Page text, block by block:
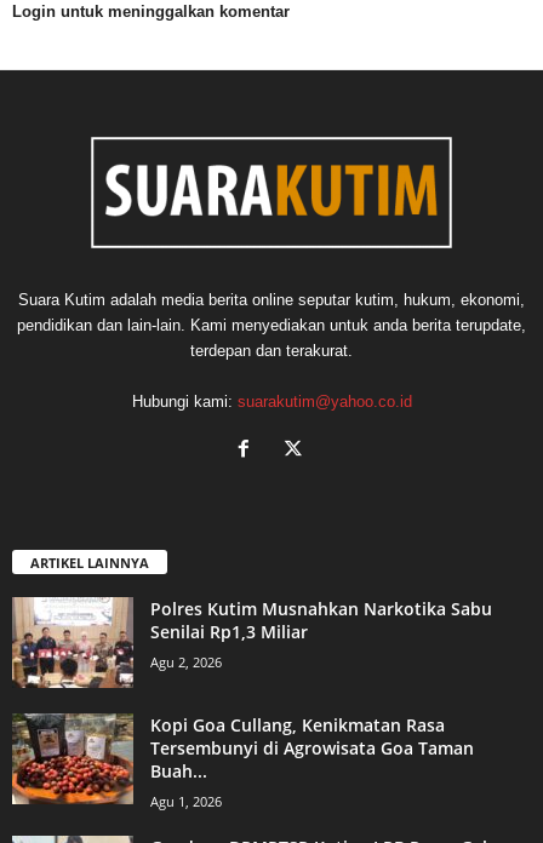
Login untuk meninggalkan komentar
Suara Kutim adalah media berita online seputar kutim, hukum, ekonomi,
pendidikan dan lain-lain. Kami menyediakan untuk anda berita terupdate,
terdepan dan terakurat.
Hubungi kami: suarakutim@yahoo.co.id
ARTIKEL LAINNYA
Polres Kutim Musnahkan Narkotika Sabu
Senilai Rp1,3 Miliar
Agu 2, 2026
Kopi Goa Cullang, Kenikmatan Rasa
Tersembunyi di Agrowisata Goa Taman
Buah...
Agu 1, 2026